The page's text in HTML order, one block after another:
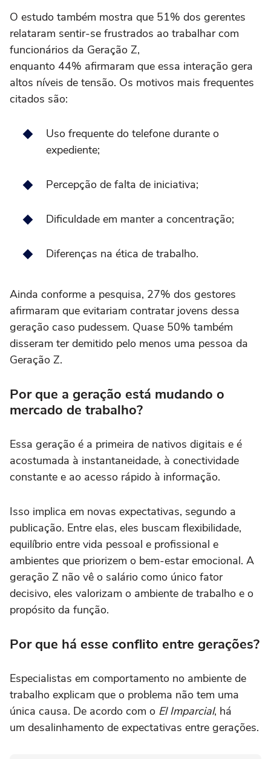
O estudo também mostra que 51% dos gerentes
relataram sentir-se frustrados ao trabalhar com
funcionários da Geração Z,
enquanto 44% afirmaram que essa interação gera
altos níveis de tensão. Os motivos mais frequentes
citados são:
Uso frequente do telefone durante o
expediente;
Percepção de falta de iniciativa;
Dificuldade em manter a concentração;
Diferenças na ética de trabalho.
Ainda conforme a pesquisa, 27% dos gestores
afirmaram que evitariam contratar jovens dessa
geração caso pudessem. Quase 50% também
disseram ter demitido pelo menos uma pessoa da
Geração Z.
Por que a geração está mudando o
mercado de trabalho?
Essa geração é a primeira de nativos digitais e é
acostumada à instantaneidade, à conectividade
constante e ao acesso rápido à informação.
Isso implica em novas expectativas, segundo a
publicação. Entre elas, eles buscam flexibilidade,
equilíbrio entre vida pessoal e profissional e
ambientes que priorizem o bem-estar emocional. A
geração Z não vê o salário como único fator
decisivo, eles valorizam o ambiente de trabalho e o
propósito da função.
Por que há esse conflito entre gerações?
Especialistas em comportamento no ambiente de
trabalho explicam que o problema não tem uma
única causa. De acordo com o El Imparcial, há
um desalinhamento de expectativas entre gerações.